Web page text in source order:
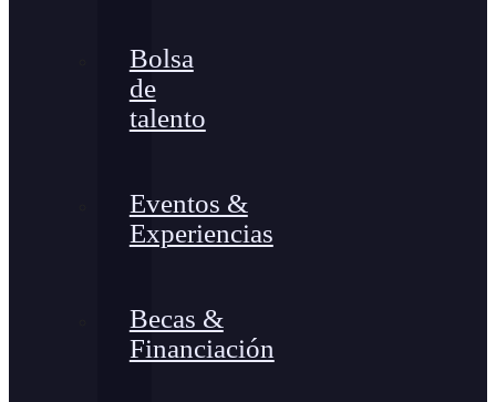
Bolsa
de
talento
Eventos &
Experiencias
Becas &
Financiación